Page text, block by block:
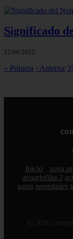
Significado
12/06/2025
« Primera ‹ Anterior
Inicio zona
acuariofilia 2
gatos novedades
© 2026